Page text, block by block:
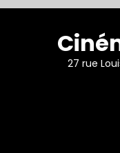
27 rue